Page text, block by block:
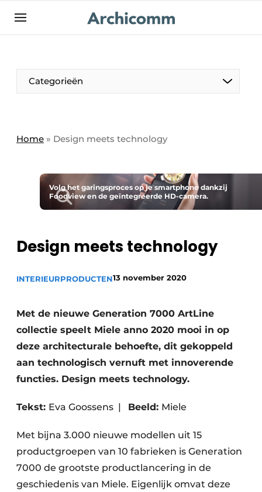
NL be-FR
Categorieën
Home » Design meets technology
Volg het garingsproces op je smartphone dankzij
Foodview en de geïntegreerde HD-camera.
Design meets technology
INTERIEURPRODUCTEN13 november 2020
Met de nieuwe Generation 7000 ArtLine
collectie speelt Miele anno 2020 mooi in op
deze architecturale behoefte, dit gekoppeld
aan technologisch vernuft met innoverende
functies. Design meets technology.
Tekst: Eva Goossens | Beeld: Miele
Met bijna 3.000 nieuwe modellen uit 15
productgroepen van 10 fabrieken is Generation
7000 de grootste productlancering in de
geschiedenis van Miele. Eigenlijk omvat deze